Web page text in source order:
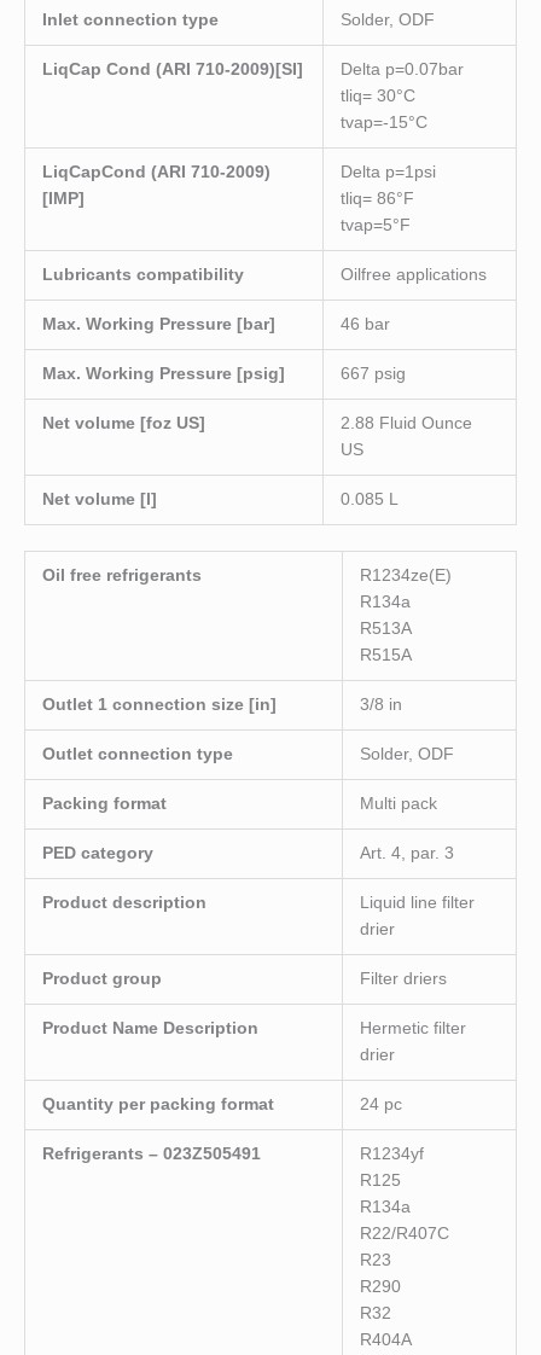
Inlet connection type Solder, ODF
LiqCap Cond (ARI 710-2009)[SI]
Delta p=0.07bar
tliq= 30°C
tvap=-15°C
LiqCapCond (ARI 710-2009)
[IMP]
Delta p=1psi
tliq= 86°F
tvap=5°F
Lubricants compatibility Oilfree applications
Max. Working Pressure [bar] 46 bar
Max. Working Pressure [psig] 667 psig
Net volume [foz US]
2.88 Fluid Ounce
US
Net volume [l] 0.085 L
Oil free refrigerants
R1234ze(E)
R134a
R513A
R515A
Outlet 1 connection size [in] 3/8 in
Outlet connection type Solder, ODF
Packing format Multi pack
PED category Art. 4, par. 3
Product description
Liquid line filter
drier
Product group Filter driers
Product Name Description
Hermetic filter
drier
Quantity per packing format 24 pc
Refrigerants – 023Z505491
R1234yf
R125
R134a
R22/R407C
R23
R290
R32
R404A